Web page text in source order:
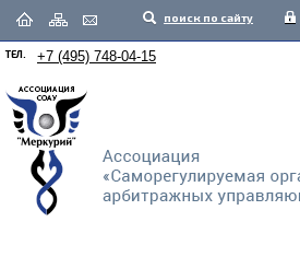
поиск по сайту
ТЕЛ. +7 (495) 748-04-15